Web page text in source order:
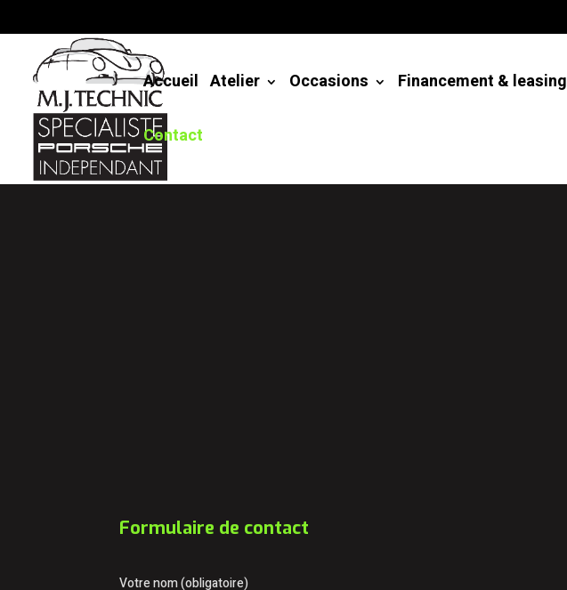
Accueil Atelier Occasions Financement & leasing
Contact
Formulaire de contact
Votre nom (obligatoire)